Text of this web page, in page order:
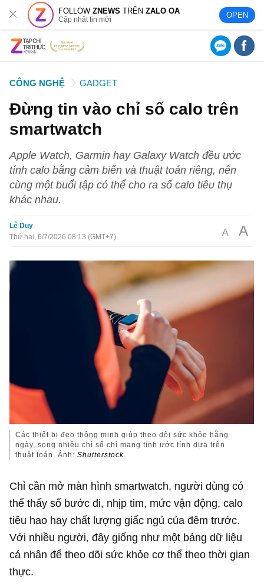
FOLLOWZNEWS TRÊNZALO OA
Cập nhật tin mới OPEN
CÔNG NGHỆ GADGET
Đừng tin vào chỉ số calo trên
smartwatch
Apple Watch, Garmin hay Galaxy Watch đều ước
tính calo bằng cảm biến và thuật toán riêng, nên
cùng một buổi tập có thể cho ra số calo tiêu thụ
khác nhau.
Lê Duy
Thứ hai, 6/7/2026 08:13 (GMT+7)
A A
Các thiết bị đeo thông minh giúp theo dõi sức khỏe hằng
ngày, song nhiều chỉ số chỉ mang tính ước tính dựa trên
thuật toán. Ảnh:Shutterstock.
Chỉ cần mở màn hình smartwatch, người dùng có
thể thấy số bước đi, nhịp tim, mức vận động, calo
tiêu hao hay chất lượng giấc ngủ của đêm trước.
Với nhiều người, đây giống như một bảng dữ liệu
cá nhân để theo dõi sức khỏe cơ thể theo thời gian
thực.